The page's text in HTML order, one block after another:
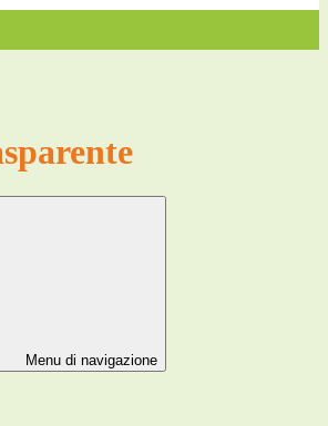
Menu di navigazione